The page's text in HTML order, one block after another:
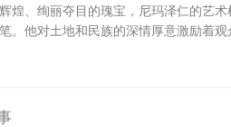
煌、绚丽夺目的瑰宝，尼玛泽仁的艺
。他对土地和民族的深情厚意激励着